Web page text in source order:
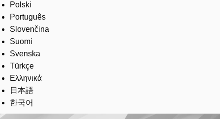
Polski
Português
Slovenčina
Suomi
Svenska
Türkçe
Ελληνικά
日本語
한국어